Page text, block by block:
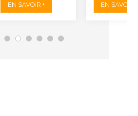
EN SAVOIR + EN SAVOIR +